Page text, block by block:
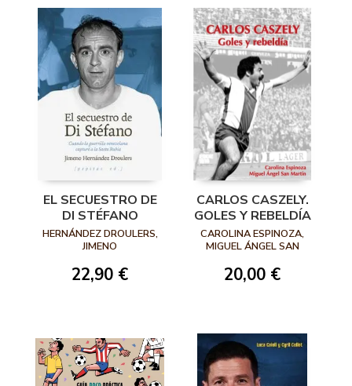
EL SECUESTRO DE
DI STÉFANO
HERNÁNDEZ DROULERS,
JIMENO
22,90 €
CARLOS CASZELY.
GOLES Y REBELDÍA
CAROLINA ESPINOZA,
MIGUEL ÁNGEL SAN
20,00 €